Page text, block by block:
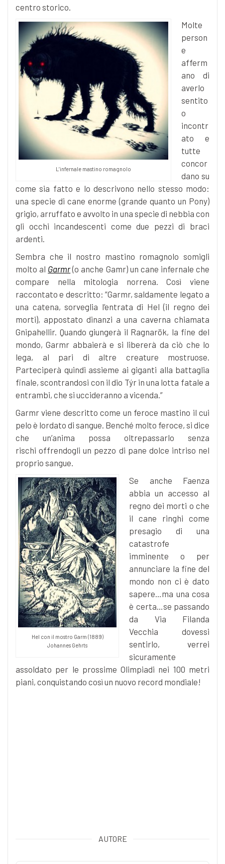
centro storico.
L’infernale mastino romagnolo
Molte
person
e
afferm
ano di
averlo
sentito
o
incontr
ato e
tutte
concor
dano su
come sia fatto e lo descrivono nello stesso modo:
una specie di cane enorme (grande quanto un Pony)
grigio, arruffato e avvolto in una specie di nebbia con
gli occhi incandescenti come due pezzi di braci
ardenti.
Sembra che il nostro mastino romagnolo somigli
molto al Garmr(o anche Gamr) un cane infernale che
compare nella mitologia norrena.Così viene
raccontato e descritto: “Garmr, saldamente legato a
una catena, sorveglia l’entrata di Hel (il regno dei
morti), appostato dinanzi a una caverna chiamata
Gnipahellir. Quando giungerà il Ragnarök, la fine del
mondo, Garmr abbaierà e si libererà da ciò che lo
lega, al pari di altre creature mostruose.
Parteciperà quindi assieme ai giganti alla battaglia
finale, scontrandosi con il dio Týr in una lotta fatale a
entrambi, che si uccideranno a vicenda.”
Garmr viene descritto come un feroce mastino il cui
pelo è lordato di sangue. Benché molto feroce, si dice
che un’anima possa oltrepassarlo senza
rischi offrendogli un pezzo di pane dolce intriso nel
proprio sangue.
Hel con il mostro Garm (1889)
Johannes Gehrts
Se anche Faenza
abbia un accesso al
regno dei morti o che
il cane ringhi come
presagio di una
catastrofe
imminente o per
annunciare la fine del
mondo non ci è dato
sapere…ma una cosa
è certa…se passando
da Via Filanda
Vecchia dovessi
sentirlo, verrei
sicuramente
assoldato per le prossime Olimpiadi nei 100 metri
piani, conquistando così un nuovo record mondiale!
AUTORE